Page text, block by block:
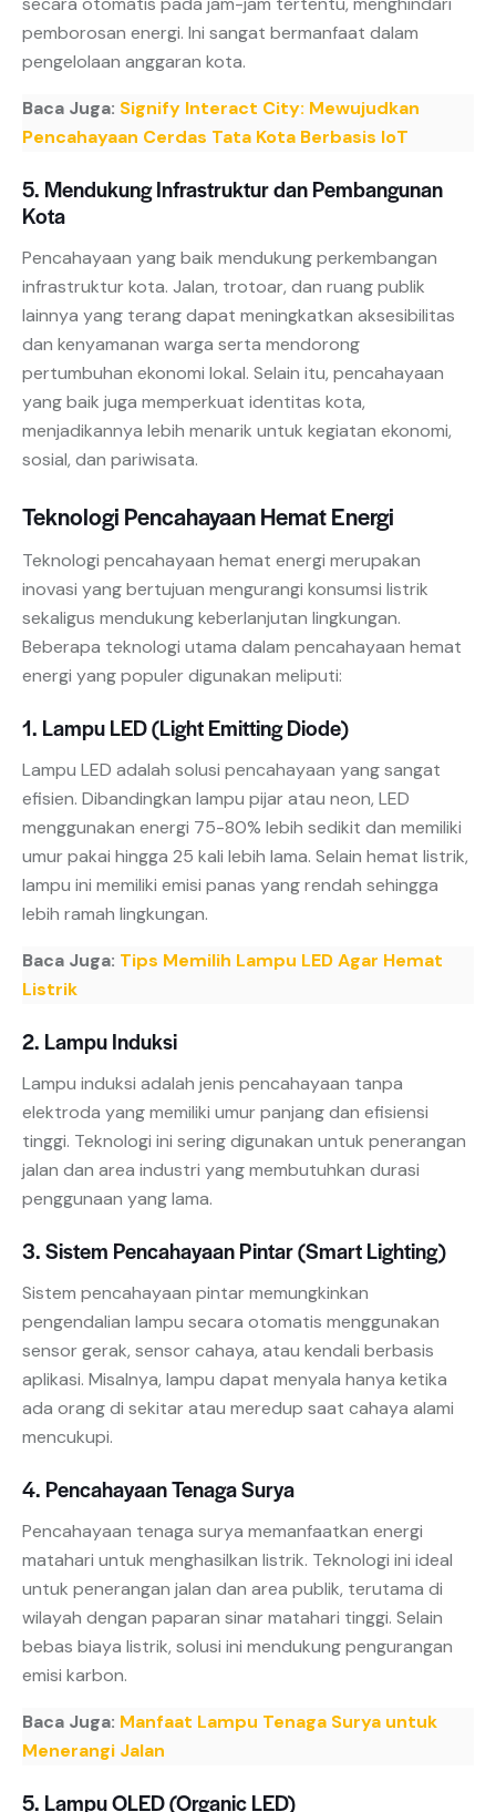
pemborosan energi. Ini sangat bermanfaat dalam
pengelolaan anggaran kota.
Baca Juga: Signify Interact City: Mewujudkan
Pencahayaan Cerdas Tata Kota Berbasis IoT
5. Mendukung Infrastruktur dan Pembangunan
Kota
Pencahayaan yang baik mendukung perkembangan
infrastruktur kota. Jalan, trotoar, dan ruang publik
lainnya yang terang dapat meningkatkan aksesibilitas
dan kenyamanan warga serta mendorong
pertumbuhan ekonomi lokal. Selain itu, pencahayaan
yang baik juga memperkuat identitas kota,
menjadikannya lebih menarik untuk kegiatan ekonomi,
sosial, dan pariwisata.
Teknologi Pencahayaan Hemat Energi
Teknologi pencahayaan hemat energi merupakan
inovasi yang bertujuan mengurangi konsumsi listrik
sekaligus mendukung keberlanjutan lingkungan.
Beberapa teknologi utama dalam pencahayaan hemat
energi yang populer digunakan meliputi:
1. Lampu LED (Light Emitting Diode)
Lampu LED adalah solusi pencahayaan yang sangat
efisien. Dibandingkan lampu pijar atau neon, LED
menggunakan energi 75-80% lebih sedikit dan memiliki
umur pakai hingga 25 kali lebih lama. Selain hemat listrik,
lampu ini memiliki emisi panas yang rendah sehingga
lebih ramah lingkungan.
Baca Juga: Tips Memilih Lampu LED Agar Hemat
Listrik
2. Lampu Induksi
Lampu induksi adalah jenis pencahayaan tanpa
elektroda yang memiliki umur panjang dan efisiensi
tinggi. Teknologi ini sering digunakan untuk penerangan
jalan dan area industri yang membutuhkan durasi
penggunaan yang lama.
3. Sistem Pencahayaan Pintar (Smart Lighting)
Sistem pencahayaan pintar memungkinkan
pengendalian lampu secara otomatis menggunakan
sensor gerak, sensor cahaya, atau kendali berbasis
aplikasi. Misalnya, lampu dapat menyala hanya ketika
ada orang di sekitar atau meredup saat cahaya alami
mencukupi.
4. Pencahayaan Tenaga Surya
Pencahayaan tenaga surya memanfaatkan energi
matahari untuk menghasilkan listrik. Teknologi ini ideal
untuk penerangan jalan dan area publik, terutama di
wilayah dengan paparan sinar matahari tinggi. Selain
bebas biaya listrik, solusi ini mendukung pengurangan
emisi karbon.
Baca Juga: Manfaat Lampu Tenaga Surya untuk
Menerangi Jalan
5. Lampu OLED (Organic LED)